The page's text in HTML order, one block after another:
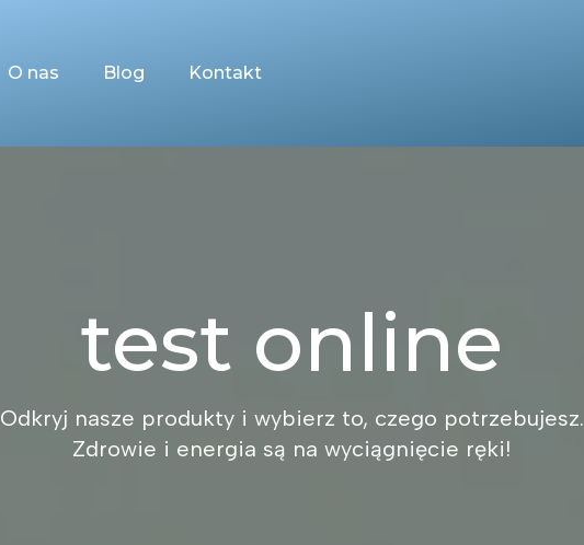
O nas Blog
Kontakt
test online
Odkryj nasze produkty i wybierz to, czego potrzebujesz.
Zdrowie i energia są na wyciągnięcie ręki!